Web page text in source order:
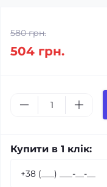
580 грн.
504 грн.
Купити в 1 клік: